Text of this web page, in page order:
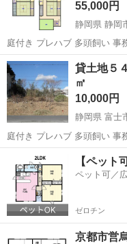
55,000円
静岡県 静岡
庭付き プレハブ 多頭飼い 事
駐…
静岡 静岡市 一戸建て
貸土地５
㎡
10,000円
静岡県 富士
庭付き プレハブ 多頭飼い 事
駐…
その他
【ペット
ペット可／
ゼロチン
京都市営